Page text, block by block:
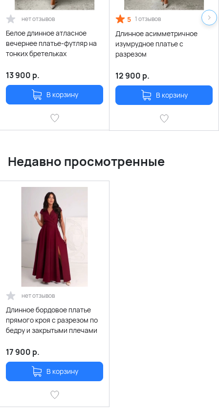
нет отзывов
Белое длинное атласное
вечернее платье-футляр на
тонких бретельках
13 900 р.
В корзину
5 1 отзывов
Длинное асимметричное
изумрудное платье с
разрезом
12 900 р.
В корзину
Недавно просмотренные
нет отзывов
Длинное бордовое платье
прямого кроя с разрезом по
бедру и закрытыми плечами
17 900 р.
В корзину